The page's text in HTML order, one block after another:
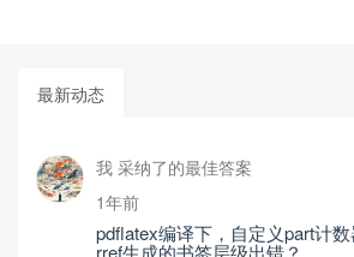
最新动态
我 采纳了的最佳答案
1年前
pdflatex编译下，自定义part计
rref生成的书签层级出错？